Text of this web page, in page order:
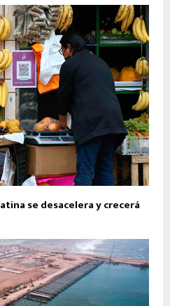
se desacelera y crecerá